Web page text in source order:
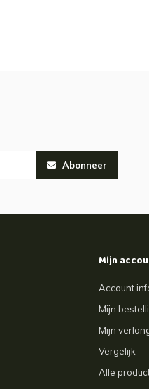
Abonneer
Mijn
Account
Mijn
Mijn
Vergelijk
Alle